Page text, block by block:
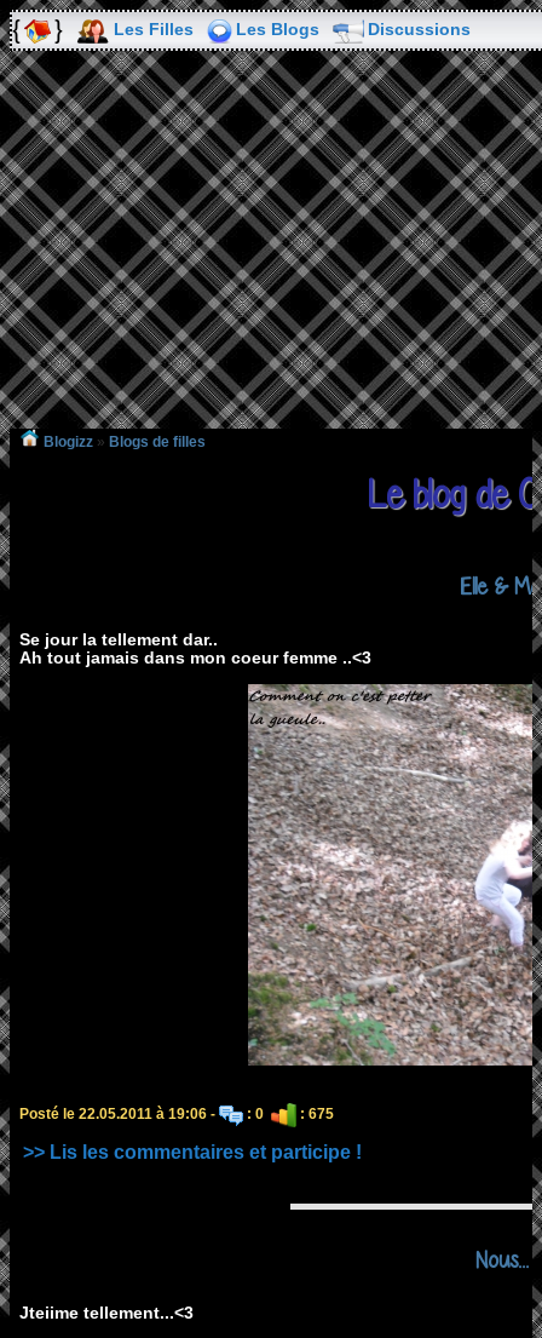
Les Filles Les Blogs Discussions
Blogizz » Blogs de filles
Le blog de
Elle &
Se jour la tellement dar..
Ah tout jamais dans mon coeur femme ..<3
Posté le 22.05.2011 à 19:06 - : 0 : 675
>> Lis les commentaires et participe !
Nous...
Jteiime tellement...<3